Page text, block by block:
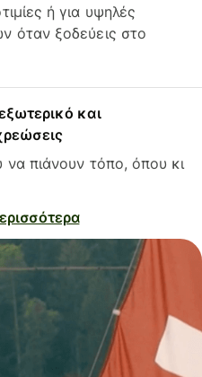
ή για υψηλές
όταν ξοδεύεις στο
και
πιάνουν τόπο, όπου κι